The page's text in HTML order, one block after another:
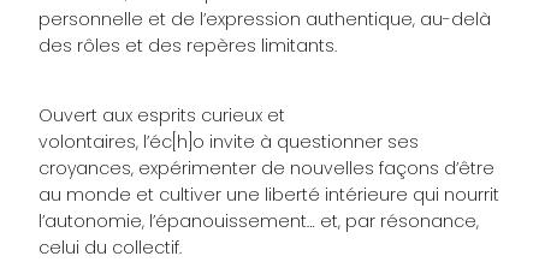
personnelle et de l’expression authentique, au-delà
des rôles et des repères limitants.
Ouvert aux esprits curieux et
volontaires, l’éc[h]o invite à questionner ses
croyances, expérimenter de nouvelles façons d’être
au monde et cultiver une liberté intérieure qui nourrit
l’autonomie, l’épanouissement… et, par résonance,
celui du collectif.